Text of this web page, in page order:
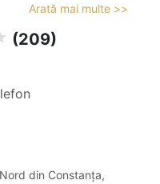
Arată mai multe >>
(209)
din Constanța,